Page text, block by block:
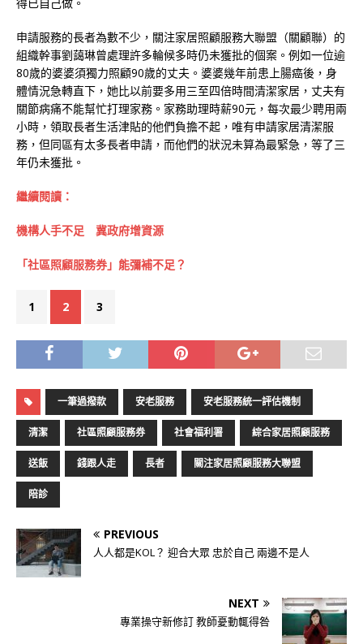
申請服務的長者為數不少，關注家居照顧服務大聯盟（關顧聯）的
組織幹事劉藹琳曾處理許多輪候多時仍未獲批的個案。例如一位逾
80歲的婆婆須獨力照顧90歲的丈夫。婆婆幾年前患上腸癌後，身
體情況急轉直下，她比以前要多用三至四倍時間清潔家居，丈夫有
關節病痛不能幫忙打理家務。家務助理時薪90元，每次最少聘用兩
小時，領取長者生活津貼的他們負擔不起，唯有申請家居清潔服
務，但同區有太多長者申請，而他們的狀況未算為最緊急，等了三
年仍未獲批。
繼續閱讀：
機構人手不足 冀政府增資源
「社區照顧服務券」能彌補不足？
1 2 3
一筆過撥款 安老服務 安老服務統一評估機制
清潔 社區照顧服務券 社會福利署 綜合家居照顧服務
送飯 錢跟人走 長者 關注家居照顧服務大聯盟
陪診
PREVIOUS
人人都是KOL？ 迎合大眾 忠於自己 兩邊不是人
NEXT
專業操守新修訂 教師憂動輒得咎